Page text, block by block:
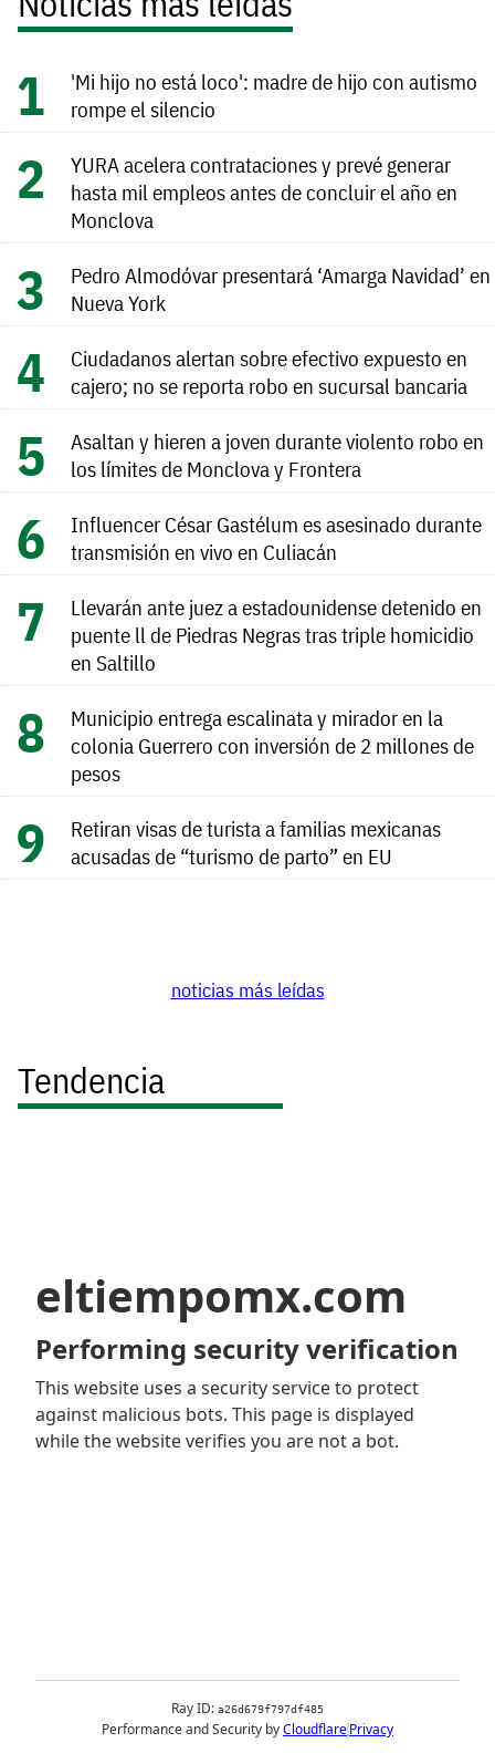
'Mi hijo no está loco': madre de hijo con autismo
rompe el silencio
YURA acelera contrataciones y prevé generar
hasta mil empleos antes de concluir el año en
Monclova
Pedro Almodóvar presentará ‘Amarga Navidad’ en
Nueva York
Ciudadanos alertan sobre efectivo expuesto en
cajero; no se reporta robo en sucursal bancaria
Asaltan y hieren a joven durante violento robo en
los límites de Monclova y Frontera
Influencer César Gastélum es asesinado durante
transmisión en vivo en Culiacán
Llevarán ante juez a estadounidense detenido en
puente ll de Piedras Negras tras triple homicidio
en Saltillo
Municipio entrega escalinata y mirador en la
colonia Guerrero con inversión de 2 millones de
pesos
Retiran visas de turista a familias mexicanas
acusadas de “turismo de parto” en EU
noticias más leídas
Tendencia